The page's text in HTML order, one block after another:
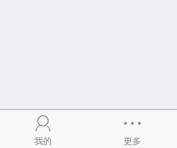
我的 更多